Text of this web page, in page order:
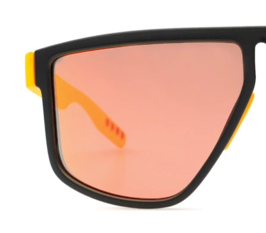
47 mm
Înălțime lentilă Lățimea lentilei
Lățimea